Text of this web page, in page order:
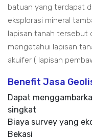
batuan yang terdapat
eksplorasi mineral
lapisan tanah tersebut
mengetahui lapisan
akuifer ( lapisan
Benefit Jasa
Dapat
singkat
Biaya survey yang
Bekasi